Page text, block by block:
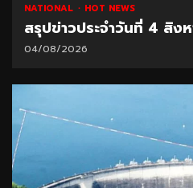
NATIONAL HOT NEWS
สรุปข่าวประจำวันที่ 4 สิง
04/08/2026